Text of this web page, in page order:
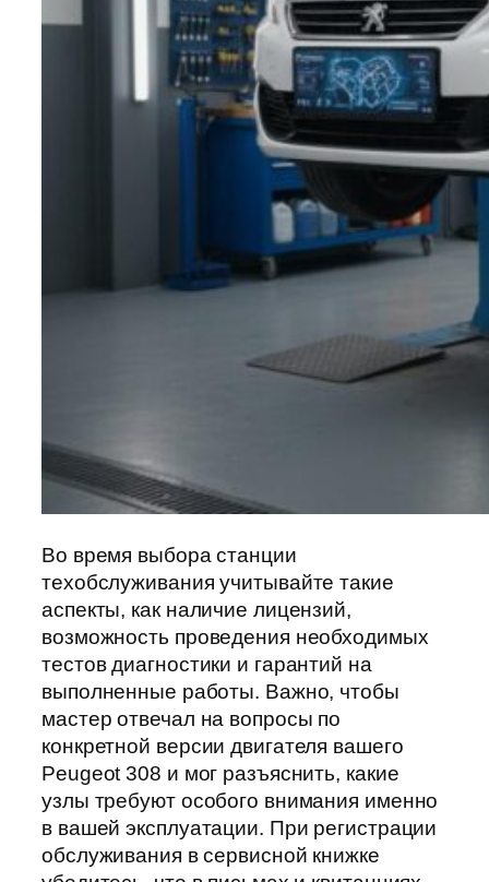
Во время выбора станции
техобслуживания учитывайте такие
аспекты, как наличие лицензий,
возможность проведения необходимых
тестов диагностики и гарантий на
выполненные работы. Важно, чтобы
мастер отвечал на вопросы по
конкретной версии двигателя вашего
Peugeot 308 и мог разъяснить, какие
узлы требуют особого внимания именно
в вашей эксплуатации. При регистрации
обслуживания в сервисной книжке